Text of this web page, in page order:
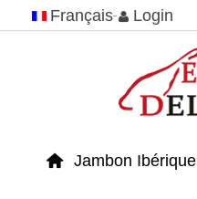
Français Login
Jambon Ibérique